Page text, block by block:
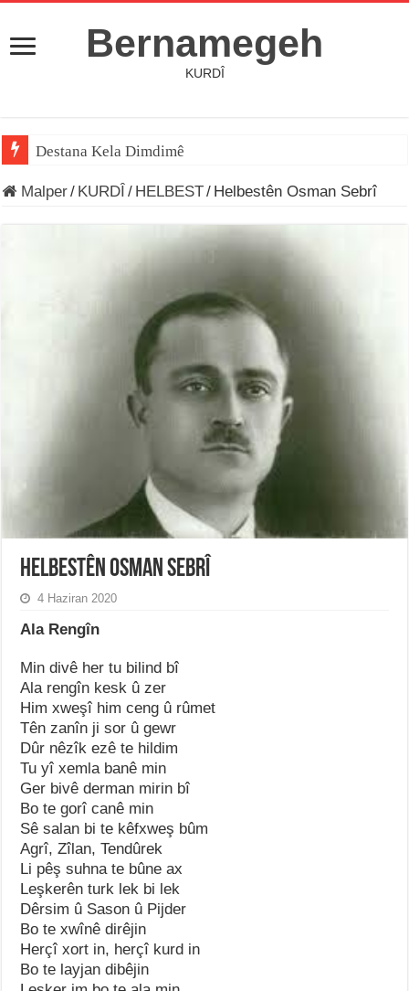
Bernamegeh
KURDÎ
Destana Kela Dimdimê
Malper/ KURDÎ / HELBEST/ Helbestên Osman Sebrî
Helbestên Osman Sebrî
4 Haziran 2020
Ala Rengîn
Min divê her tu bilind bî
Ala rengîn kesk û zer
Him xweşî him ceng û rûmet
Tên zanîn ji sor û gewr
Dûr nêzîk ezê te hildim
Tu yî xemla banê min
Ger bivê derman mirin bî
Bo te gorî canê min
Sê salan bi te kêfxweş bûm
Agrî, Zîlan, Tendûrek
Li pêş suhna te bûne ax
Leşkerên turk lek bi lek
Dêrsim û Sason û Pijder
Bo te xwînê dirêjin
Herçî xort in, herçî kurd in
Bo te layjan dibêjin